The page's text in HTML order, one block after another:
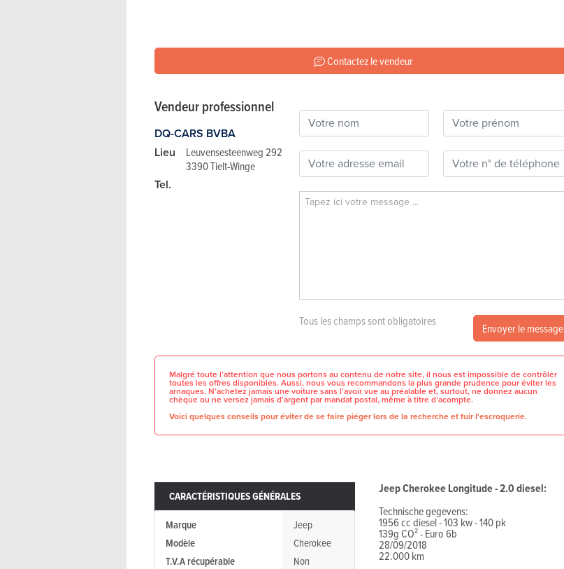
Contactez le vendeur
Vendeur professionnel
DQ-CARS BVBA
Lieu
Leuvensesteenweg 292
3390 Tielt-Winge
Tel.
Tous les champs sont obligatoires Envoyer le message
Malgré toute l’attention que nous portons au contenu de notre site, il nous est impossible de contrôler
toutes les offres disponibles. Aussi, nous vous recommandons la plus grande prudence pour éviter les
arnaques. N’achetez jamais une voiture sans l’avoir vue au préalable et, surtout, ne donnez aucun
chèque ou ne versez jamais d’argent par mandat postal, même à titre d’acompte.
Voici quelques conseils pour éviter de se faire piéger lors de la recherche et fuir l'escroquerie.
CARACTÉRISTIQUES GÉNÉRALES
Marque
Jeep
Modèle
Cherokee
T.V.A récupérable
Non
Jeep Cherokee Longitude - 2.0 diesel:
Technische gegevens:
1956 cc diesel - 103 kw - 140 pk
139g CO² - Euro 6b
28/09/2018
22.000 km